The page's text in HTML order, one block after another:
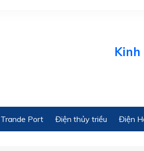
Kinh tế
Trande Port Điện thủy triều Điện